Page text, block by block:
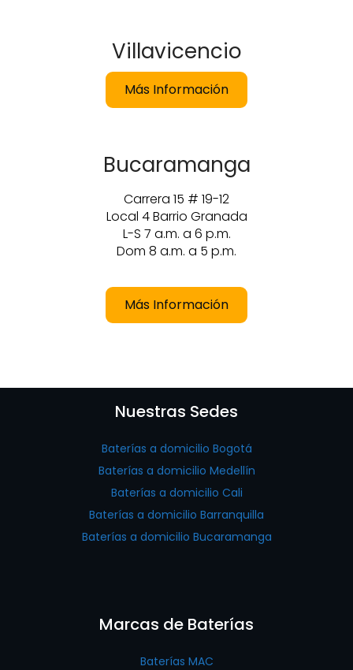
Villavicencio
Más Información
Bucaramanga
Carrera 15 # 19-12
Local 4 Barrio Granada
L-S 7 a.m. a 6 p.m.
Dom 8 a.m. a 5 p.m.
Más Información
Nuestras Sedes
Baterías a domicilio Bogotá
Baterías a domicilio Medellín
Baterías a domicilio Cali
Baterías a domicilio Barranquilla
Baterías a domicilio Bucaramanga
Marcas de Baterías
Baterías MAC